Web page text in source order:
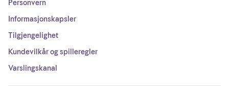
Personvern
Informasjonskapsler
Tilgjengelighet
Kundevilkår og spilleregler
Varslingskanal